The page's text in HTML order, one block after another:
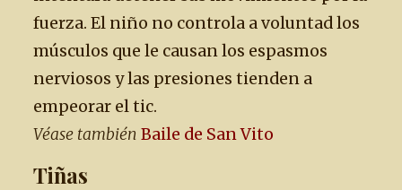
fuerza. El niño no controla a voluntad los
músculos que le causan los espasmos
nerviosos y las presiones tienden a
empeorar el tic.
Véase también Baile de San Vito
Tiñas